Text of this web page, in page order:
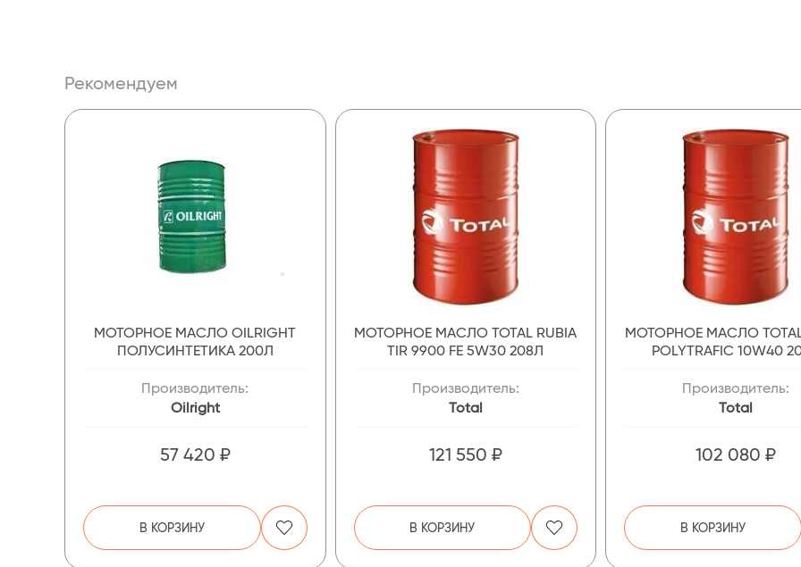
Рекомендуем
МОТОРНОЕ МАСЛО OILRIGHT
ПОЛУСИНТЕТИКА 200Л
Производитель:
Oilright
57 420 ₽
В КОРЗИНУ
МОТОРНОЕ МАСЛО TOTAL RUBIA
TIR 9900 FE 5W30 208Л
Производитель:
Total
121 550 ₽
В КОРЗИНУ
МОТОРНОЕ МАСЛО TOTAL
POLYTRAFIC 10W40
Производитель:
Total
102 080 ₽
В КОРЗИНУ